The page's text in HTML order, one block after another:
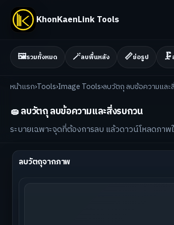
KhonKaenLink Tools
🖼️รวมทั้งหมด 🪄ลบพื้นหลัง 📏ย่อรูป 🗜️
หน้าแรก›Tools›Image Tools›ลบวัตถุ ลบข้อความแล
🧽 ลบวัตถุ ลบข้อความและสิ่งรบกวน
ระบายเฉพาะจุดที่ต้องการลบ แล้วดาวน์โหลดภา
ลบวัตถุจากภาพ